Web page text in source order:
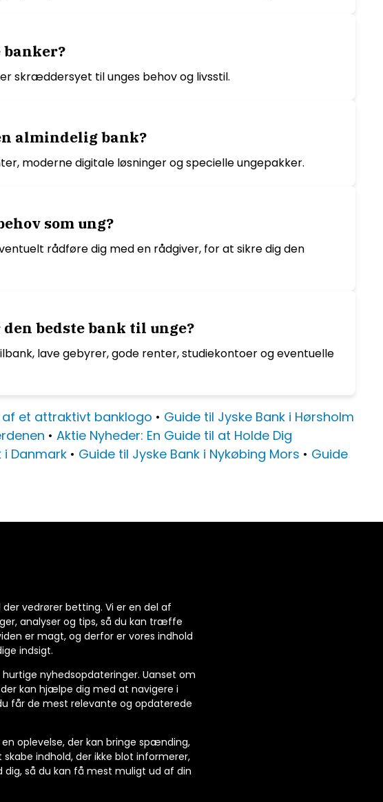
skræddersyet til unges behov og livsstil.
almindelig bank?
moderne digitale løsninger og specielle ungepakker.
som ung?
rådføre dig med en rådgiver, for at sikre dig den
bedste bank til unge?
lave gebyrer, gode renter, studiekontoer og eventuelle
af et attraktivt banklogo • Guide til Jyske Bank i Hørsholm
• Aktie Nyheder: En Guide til at Holde Dig
i Danmark • Guide til Jyske Bank i Nykøbing Mors • Guide
vedrører betting. Vi er en del af
analyser og tips, så du kan træffe
er magt, og derfor er vores indhold
indsigt.
nyhedsopdateringer. Uanset om
kan hjælpe dig med at navigere i
får de mest relevante og opdaterede
oplevelse, der kan bringe spænding,
indhold, der ikke blot informerer,
dig, så du kan få mest muligt ud af din